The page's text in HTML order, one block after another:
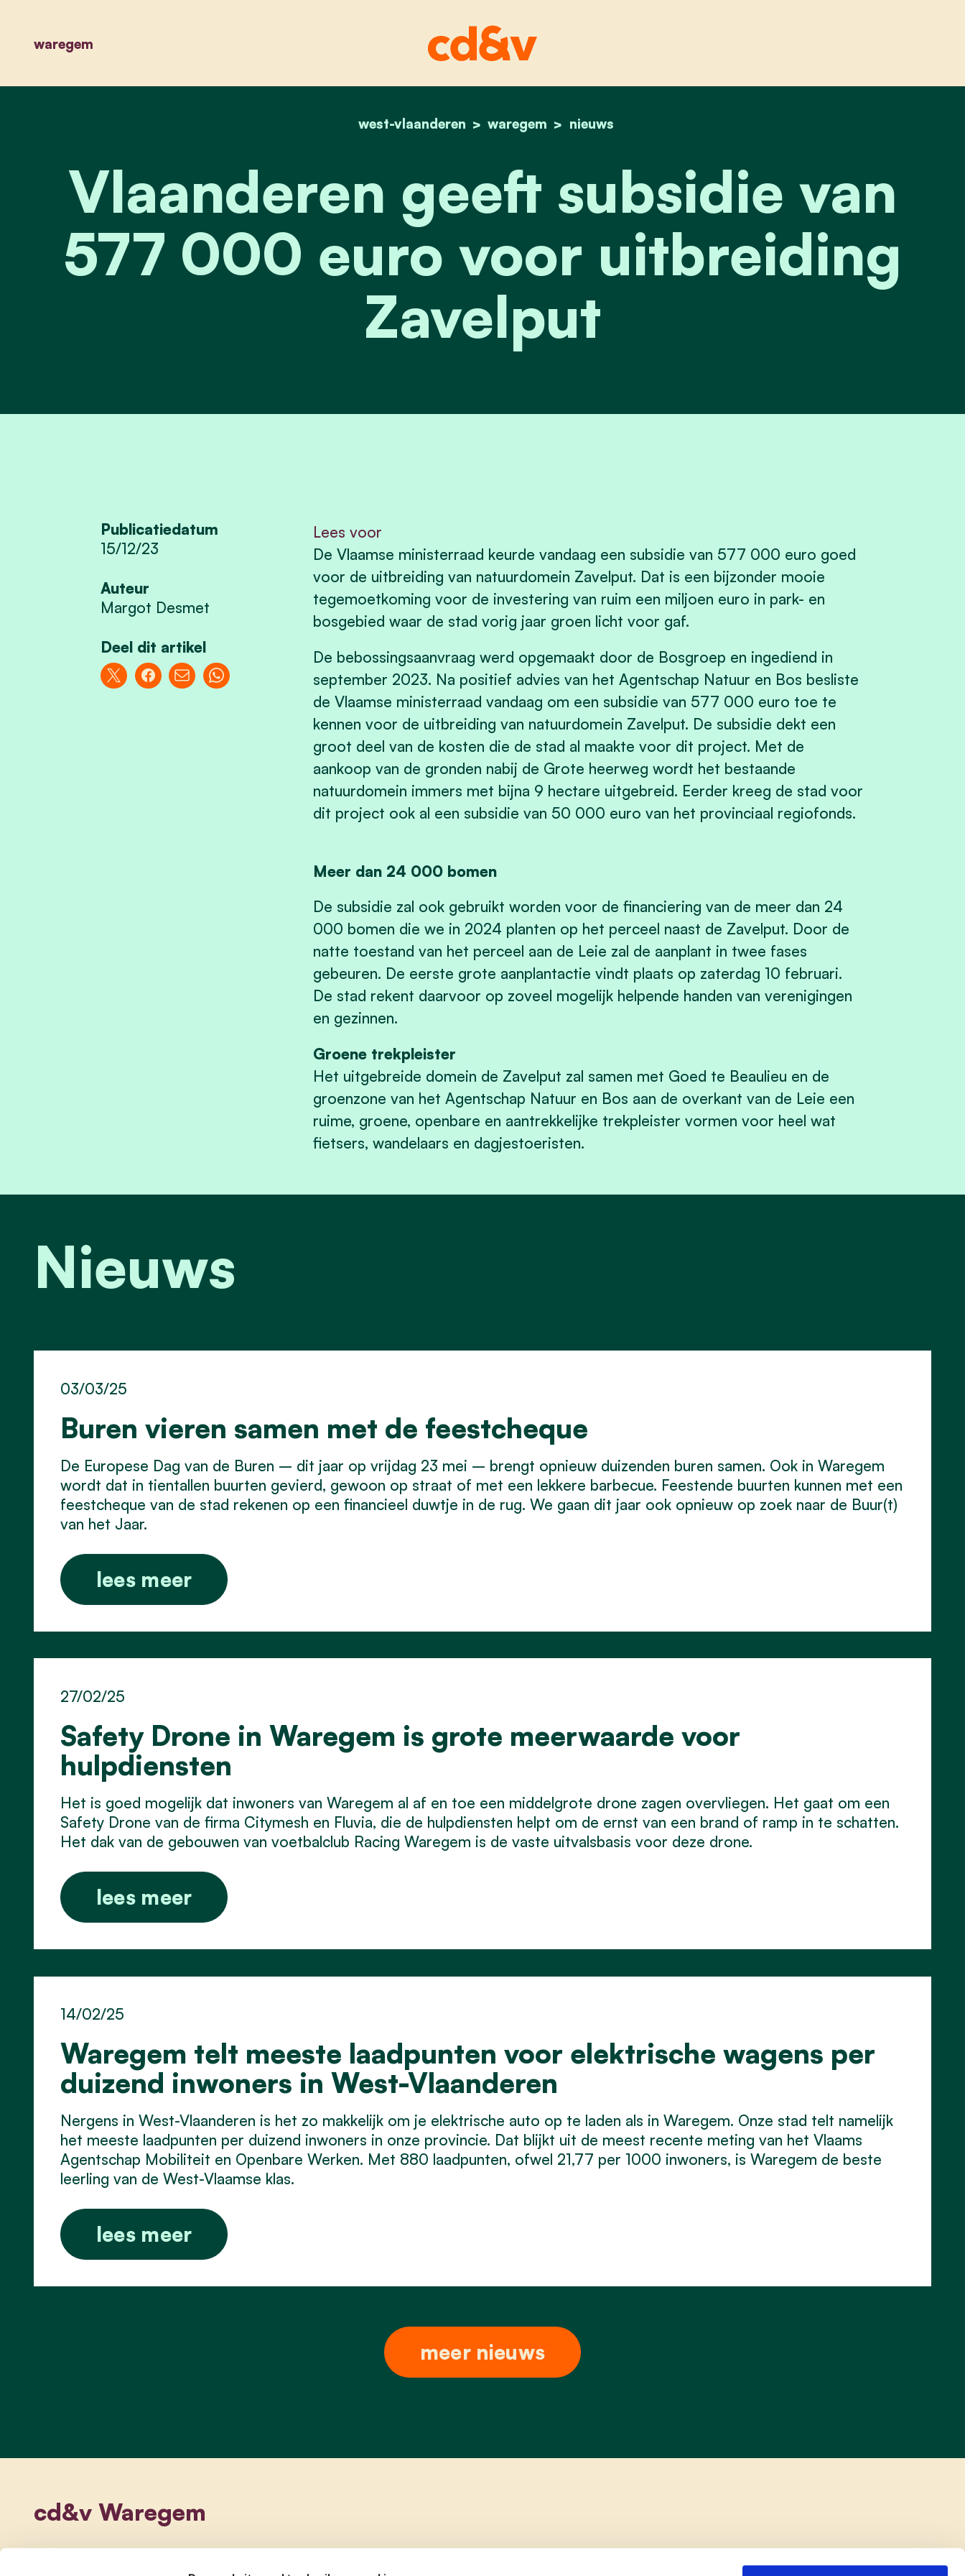
waregem
home
west-vlaanderen waregem nieuws
vlaanderen geeft subsidie van 577 000 euro voor uitbreiding zavelput
Vlaanderen geeft subsidie van
577 000 euro voor uitbreiding
Zavelput
Publicatiedatum
15/12/23
Auteur
Margot Desmet
Deel dit artikel
Lees voor
De Vlaamse ministerraad keurde vandaag een subsidie van 577 000 euro goed
voor de uitbreiding van natuurdomein Zavelput. Dat is een bijzonder mooie
tegemoetkoming voor de investering van ruim een miljoen euro in park- en
bosgebied waar de stad vorig jaar groen licht voor gaf.
De bebossingsaanvraag werd opgemaakt door de Bosgroep en ingediend in
september 2023. Na positief advies van het Agentschap Natuur en Bos besliste
de Vlaamse ministerraad vandaag om een subsidie van 577 000 euro toe te
kennen voor de uitbreiding van natuurdomein Zavelput. De subsidie dekt een
groot deel van de kosten die de stad al maakte voor dit project. Met de
aankoop van de gronden nabij de Grote heerweg wordt het bestaande
natuurdomein immers met bijna 9 hectare uitgebreid. Eerder kreeg de stad voor
dit project ook al een subsidie van 50 000 euro van het provinciaal regiofonds.
Meer dan 24 000 bomen
De subsidie zal ook gebruikt worden voor de financiering van de meer dan 24
000 bomen die we in 2024 planten op het perceel naast de Zavelput. Door de
natte toestand van het perceel aan de Leie zal de aanplant in twee fases
gebeuren. De eerste grote aanplantactie vindt plaats op zaterdag 10 februari.
De stad rekent daarvoor op zoveel mogelijk helpende handen van verenigingen
en gezinnen.
Groene trekpleister
Het uitgebreide domein de Zavelput zal samen met Goed te Beaulieu en de
groenzone van het Agentschap Natuur en Bos aan de overkant van de Leie een
ruime, groene, openbare en aantrekkelijke trekpleister vormen voor heel wat
fietsers, wandelaars en dagjestoeristen.
Nieuws
Buren vieren samen met de feestcheque
03/03/25
De Europese Dag van de Buren – dit jaar op vrijdag 23 mei – brengt opnieuw duizenden buren samen. Ook in Waregem
wordt dat in tientallen buurten gevierd, gewoon op straat of met een lekkere barbecue. Feestende buurten kunnen met een
feestcheque van de stad rekenen op een financieel duwtje in de rug. We gaan dit jaar ook opnieuw op zoek naar de Buur(t)
van het Jaar.
lees meer
Safety Drone in Waregem is grote meerwaarde voor
hulpdiensten
27/02/25
Het is goed mogelijk dat inwoners van Waregem al af en toe een middelgrote drone zagen overvliegen. Het gaat om een
Safety Drone van de firma Citymesh en Fluvia, die de hulpdiensten helpt om de ernst van een brand of ramp in te schatten.
Het dak van de gebouwen van voetbalclub Racing Waregem is de vaste uitvalsbasis voor deze drone.
lees meer
Waregem telt meeste laadpunten voor elektrische wagens per
duizend inwoners in West-Vlaanderen
14/02/25
Nergens in West-Vlaanderen is het zo makkelijk om je elektrische auto op te laden als in Waregem. Onze stad telt namelijk
het meeste laadpunten per duizend inwoners in onze provincie. Dat blijkt uit de meest recente meting van het Vlaams
Agentschap Mobiliteit en Openbare Werken. Met 880 laadpunten, ofwel 21,77 per 1000 inwoners, is Waregem de beste
leerling van de West-Vlaamse klas.
lees meer
meer nieuws
cd&v Waregem